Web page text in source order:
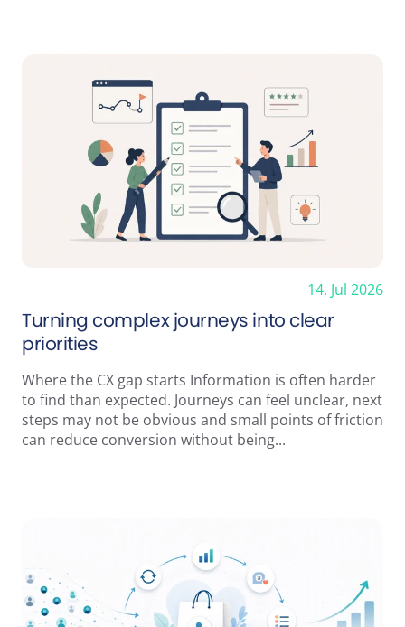
14. Jul 2026
Turning complex journeys into clear
priorities
Where the CX gap starts Information is often harder
to find than expected. Journeys can feel unclear, next
steps may not be obvious and small points of friction
can reduce conversion without being...